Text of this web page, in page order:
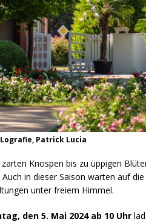
Patrick Lucia
zarten Knospen bis zu üppigen
Auch in dieser Saison warten auf
unter freiem Himmel.
den 5. Mai 2024 ab 10 Uhr